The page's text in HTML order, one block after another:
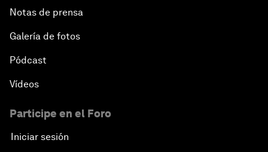
Notas de prensa
Galería de fotos
Pódcast
Vídeos
Participe en el Foro
Iniciar sesión